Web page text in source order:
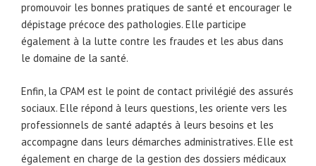
promouvoir les bonnes pratiques de santé et encourager le
dépistage précoce des pathologies. Elle participe
également à la lutte contre les fraudes et les abus dans
le domaine de la santé.
Enfin, la CPAM est le point de contact privilégié des assurés
sociaux. Elle répond à leurs questions, les oriente vers les
professionnels de santé adaptés à leurs besoins et les
accompagne dans leurs démarches administratives. Elle est
également en charge de la gestion des dossiers médicaux